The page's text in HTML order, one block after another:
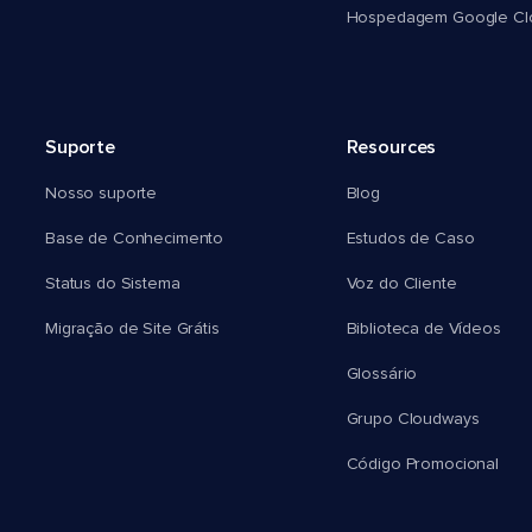
Hospedagem Google
Suporte
Nosso suporte
Base de Conhecimento
Status do Sistema
Migração de Site Grátis
Resources
Blog
Estudos de Caso
Voz do Cliente
Biblioteca de Vídeos
Glossário
Grupo Cloudways
Código Promocional